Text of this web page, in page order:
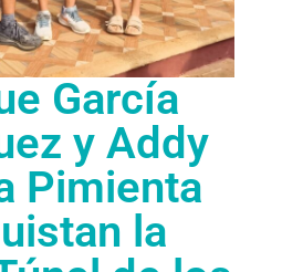
García
y Addy
Pimienta
la